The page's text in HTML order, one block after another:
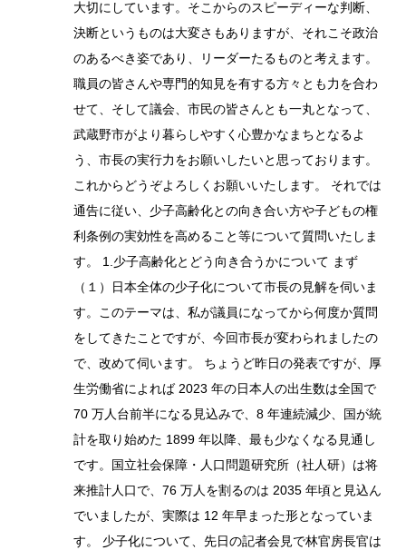
大切にしています。そこからのスピーディーな判断、
決断というものは大変さもありますが、それこそ政治
のあるべき姿であり、リーダーたるものと考えます。
職員の皆さんや専門的知見を有する方々とも力を合わ
せて、そして議会、市民の皆さんとも一丸となって、
武蔵野市がより暮らしやすく心豊かなまちとなるよ
う、市長の実行力をお願いしたいと思っております。
これからどうぞよろしくお願いいたします。 それでは
通告に従い、少子高齢化との向き合い方や子どもの権
利条例の実効性を高めること等について質問いたしま
す。 1.少子高齢化とどう向き合うかについて まず
（１）日本全体の少子化について市長の見解を伺いま
す。このテーマは、私が議員になってから何度か質問
をしてきたことですが、今回市長が変わられましたの
で、改めて伺います。 ちょうど昨日の発表ですが、厚
生労働省によれば 2023 年の日本人の出生数は全国で
70 万人台前半になる見込みで、8 年連続減少、国が統
計を取り始めた 1899 年以降、最も少なくなる見通し
です。国立社会保障・人口問題研究所（社人研）は将
来推計人口で、76 万人を割るのは 2035 年頃と見込ん
でいましたが、実際は 12 年早まった形となっていま
す。 少子化について、先日の記者会見で林官房長官は